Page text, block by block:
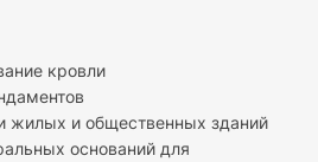
кровли
жилых и общественных зданий
оснований для